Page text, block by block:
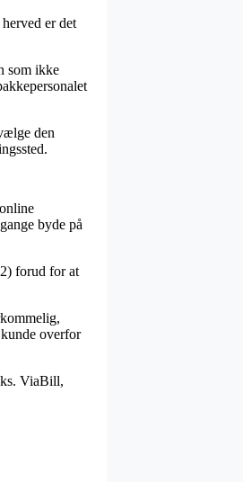
er det
som ikke
den
byde på
forud for at
overfor
ViaBill,